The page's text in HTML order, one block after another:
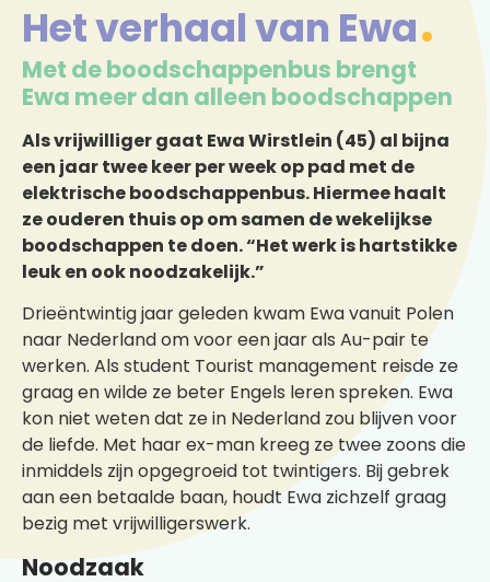
Het verhaal van Ewa
Met de boodschappenbus brengt
Ewa meer dan alleen boodschappen
Als vrijwilliger gaat Ewa Wirstlein (45) al bijna
een jaar twee keer per week op pad met de
elektrische boodschappenbus. Hiermee haalt
ze ouderen thuis op om samen de wekelijkse
boodschappen te doen. “Het werk is hartstikke
leuk en ook noodzakelijk.”
Drieëntwintig jaar geleden kwam Ewa vanuit Polen
naar Nederland om voor een jaar als Au-pair te
werken. Als student Tourist management reisde ze
graag en wilde ze beter Engels leren spreken. Ewa
kon niet weten dat ze in Nederland zou blijven voor
de liefde. Met haar ex-man kreeg ze twee zoons die
inmiddels zijn opgegroeid tot twintigers. Bij gebrek
aan een betaalde baan, houdt Ewa zichzelf graag
bezig met vrijwilligerswerk.
Noodzaak